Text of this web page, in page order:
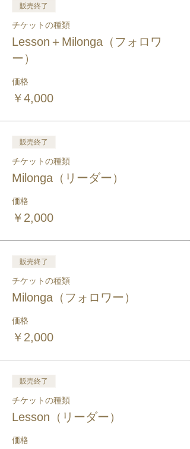
販売終了
チケットの種類
Lesson＋Milonga（フォロワ
ー）
価格
￥4,000
販売終了
チケットの種類
Milonga（リーダー）
価格
￥2,000
販売終了
チケットの種類
Milonga（フォロワー）
価格
￥2,000
販売終了
チケットの種類
Lesson（リーダー）
価格